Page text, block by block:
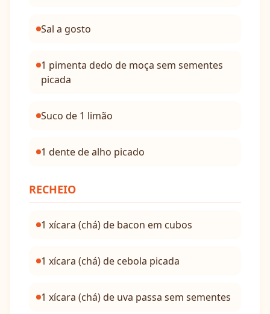
Sal a gosto
1 pimenta dedo de moça sem sementes
picada
Suco de 1 limão
1 dente de alho picado
RECHEIO
1 xícara (chá) de bacon em cubos
1 xícara (chá) de cebola picada
1 xícara (chá) de uva passa sem sementes